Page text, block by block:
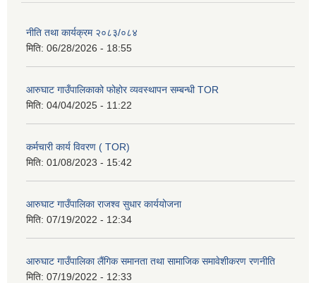
नीति तथा कार्यक्रम २०८३/०८४
मिति: 06/28/2026 - 18:55
आरुघाट गाउँपालिकाको फोहोर व्यवस्थापन सम्बन्धी TOR
मिति: 04/04/2025 - 11:22
कर्मचारी कार्य विवरण ( TOR)
मिति: 01/08/2023 - 15:42
आरुघाट गाउँपालिका राजश्व सुधार कार्ययोजना
मिति: 07/19/2022 - 12:34
आरुघाट गाउँपालिका लैंगिक समानता तथा सामाजिक समावेशीकरण रणनीति
मिति: 07/19/2022 - 12:33